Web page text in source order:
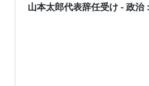
山本太郎代表辞任受け - 政治